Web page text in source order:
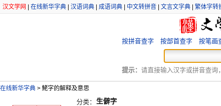
汉文学网 在线新华字典 汉语词典 成语词典 中文转拼音 文言文字典 繁体字转
按拼音查字 按部首查字 按笔画
提示： 请直接输入汉字或拼音查询
在线新华字典 > 鮱字的解释及意思
分类： 生僻字